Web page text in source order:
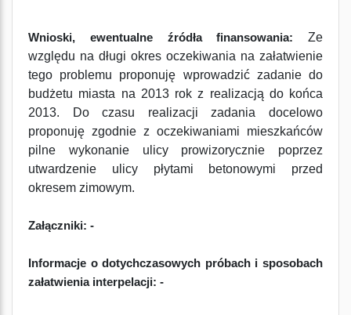
Wnioski, ewentualne źródła finansowania: Ze
względu na długi okres oczekiwania na załatwienie
tego problemu proponuję wprowadzić zadanie do
budżetu miasta na 2013 rok z realizacją do końca
2013. Do czasu realizacji zadania docelowo
proponuję zgodnie z oczekiwaniami mieszkańców
pilne wykonanie ulicy prowizorycznie poprzez
utwardzenie ulicy płytami betonowymi przed
okresem zimowym.
Załączniki: -
Informacje o dotychczasowych próbach i sposobach
załatwienia interpelacji: -